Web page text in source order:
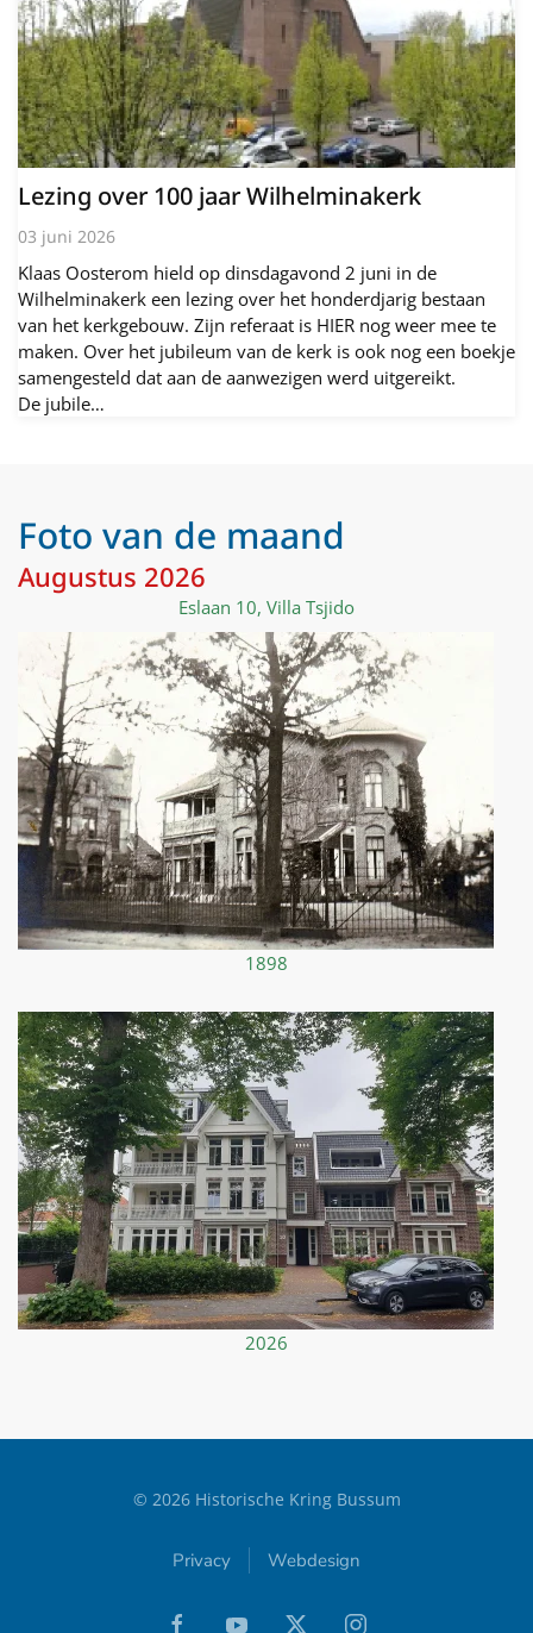
Lezing over 100 jaar Wilhelminakerk
03 juni 2026
Klaas Oosterom hield op dinsdagavond 2 juni in de
Wilhelminakerk een lezing over het honderdjarig bestaan
van het kerkgebouw. Zijn referaat is HIER nog weer mee te
maken. Over het jubileum van de kerk is ook nog een boekje
samengesteld dat aan de aanwezigen werd uitgereikt.
De jubile…
Foto van de maand
Augustus 2026
Eslaan 10, Villa Tsjido
1898
2026
© 2026Historische Kring Bussum
Privacy Webdesign